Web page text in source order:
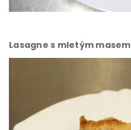
Lasagne s mletým masem